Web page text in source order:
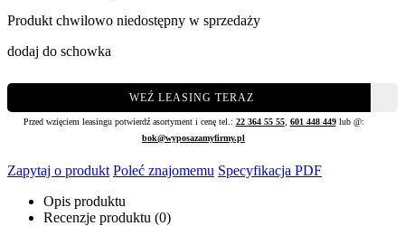
Produkt chwilowo niedostępny w sprzedaży
dodaj do schowka
WEŹ LEASING TERAZ
Przed wzięciem leasingu potwierdź asortyment i cenę tel.: 22 364 55 55, 601 448 449lub @:
bok@wyposazamyfirmy.pl
Zapytaj o produkt Poleć znajomemu Specyfikacja PDF
Opis produktu
Recenzje produktu (0)